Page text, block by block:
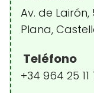
Av. de Lairón,
Plana,
Teléfono
+34 964 25 11